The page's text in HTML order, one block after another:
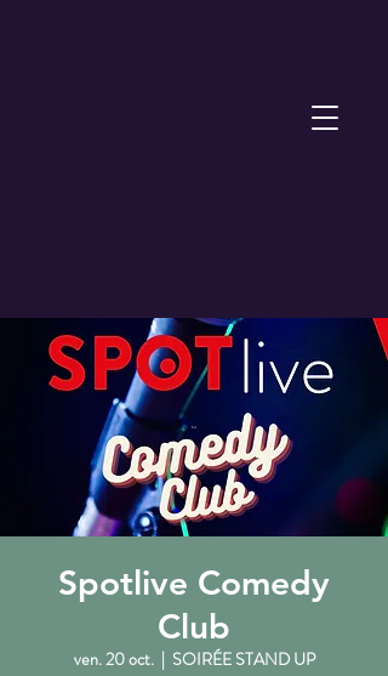
Spotlive Comedy
Club
ven. 20 oct.
  |
SOIRÉE STAND UP